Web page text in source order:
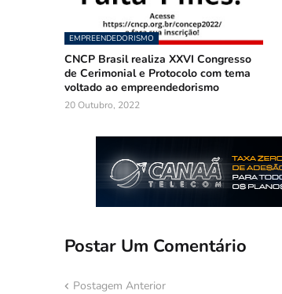
EMPREENDEDORISMO
CNCP Brasil realiza XXVI Congresso
de Cerimonial e Protocolo com tema
voltado ao empreendedorismo
20 Outubro, 2022
Postar Um Comentário
Postagem Anterior